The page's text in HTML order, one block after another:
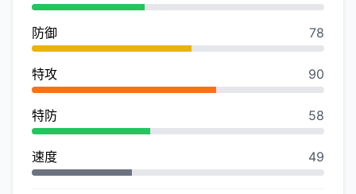
防御 78
特攻 90
特防 58
速度 49